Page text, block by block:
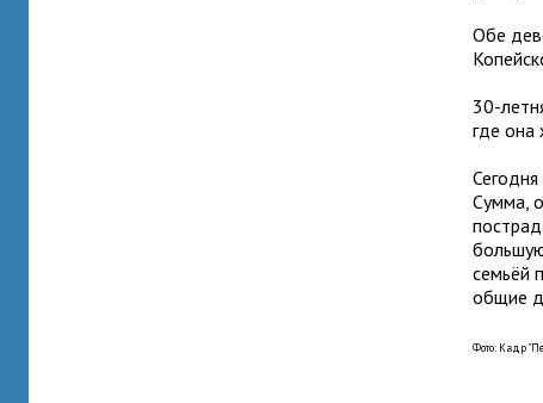
Обе
30-
где она
Сумма,
семьёй
общие
Фото: Кадр